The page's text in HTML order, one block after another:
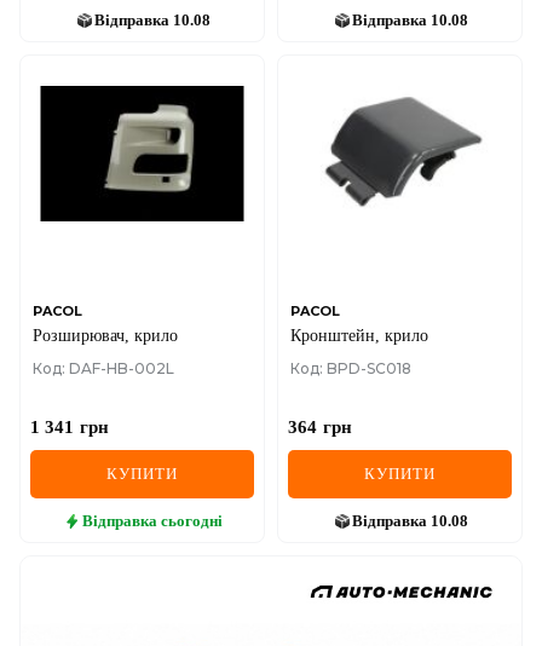
TESLA
ZEEKR
Відправка 10.08 Відправка 10.08
PACOL
Розширювач, крило
Код: DAF-HB-002L
1 341 грн
КУПИТИ
Відправка сьогодні
PACOL
Кронштейн, крило
Код: BPD-SC018
364 грн
КУПИТИ
Відправка 10.08